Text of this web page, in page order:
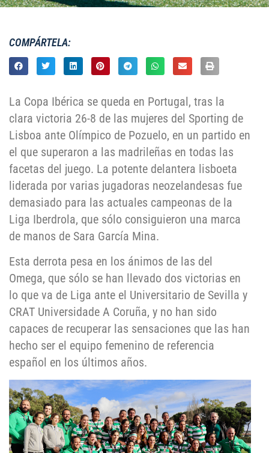
COMPÁRTELA:
La Copa Ibérica se queda en Portugal, tras la
clara victoria 26-8 de las mujeres del Sporting de
Lisboa ante Olímpico de Pozuelo, en un partido en
el que superaron a las madrileñas en todas las
facetas del juego. La potente delantera lisboeta
liderada por varias jugadoras neozelandesas fue
demasiado para las actuales campeonas de la
Liga Iberdrola, que sólo consiguieron una marca
de manos de Sara García Mina.
Esta derrota pesa en los ánimos de las del
Omega, que sólo se han llevado dos victorias en
lo que va de Liga ante el Universitario de Sevilla y
CRAT Universidade A Coruña, y no han sido
capaces de recuperar las sensaciones que las han
hecho ser el equipo femenino de referencia
español en los últimos años.